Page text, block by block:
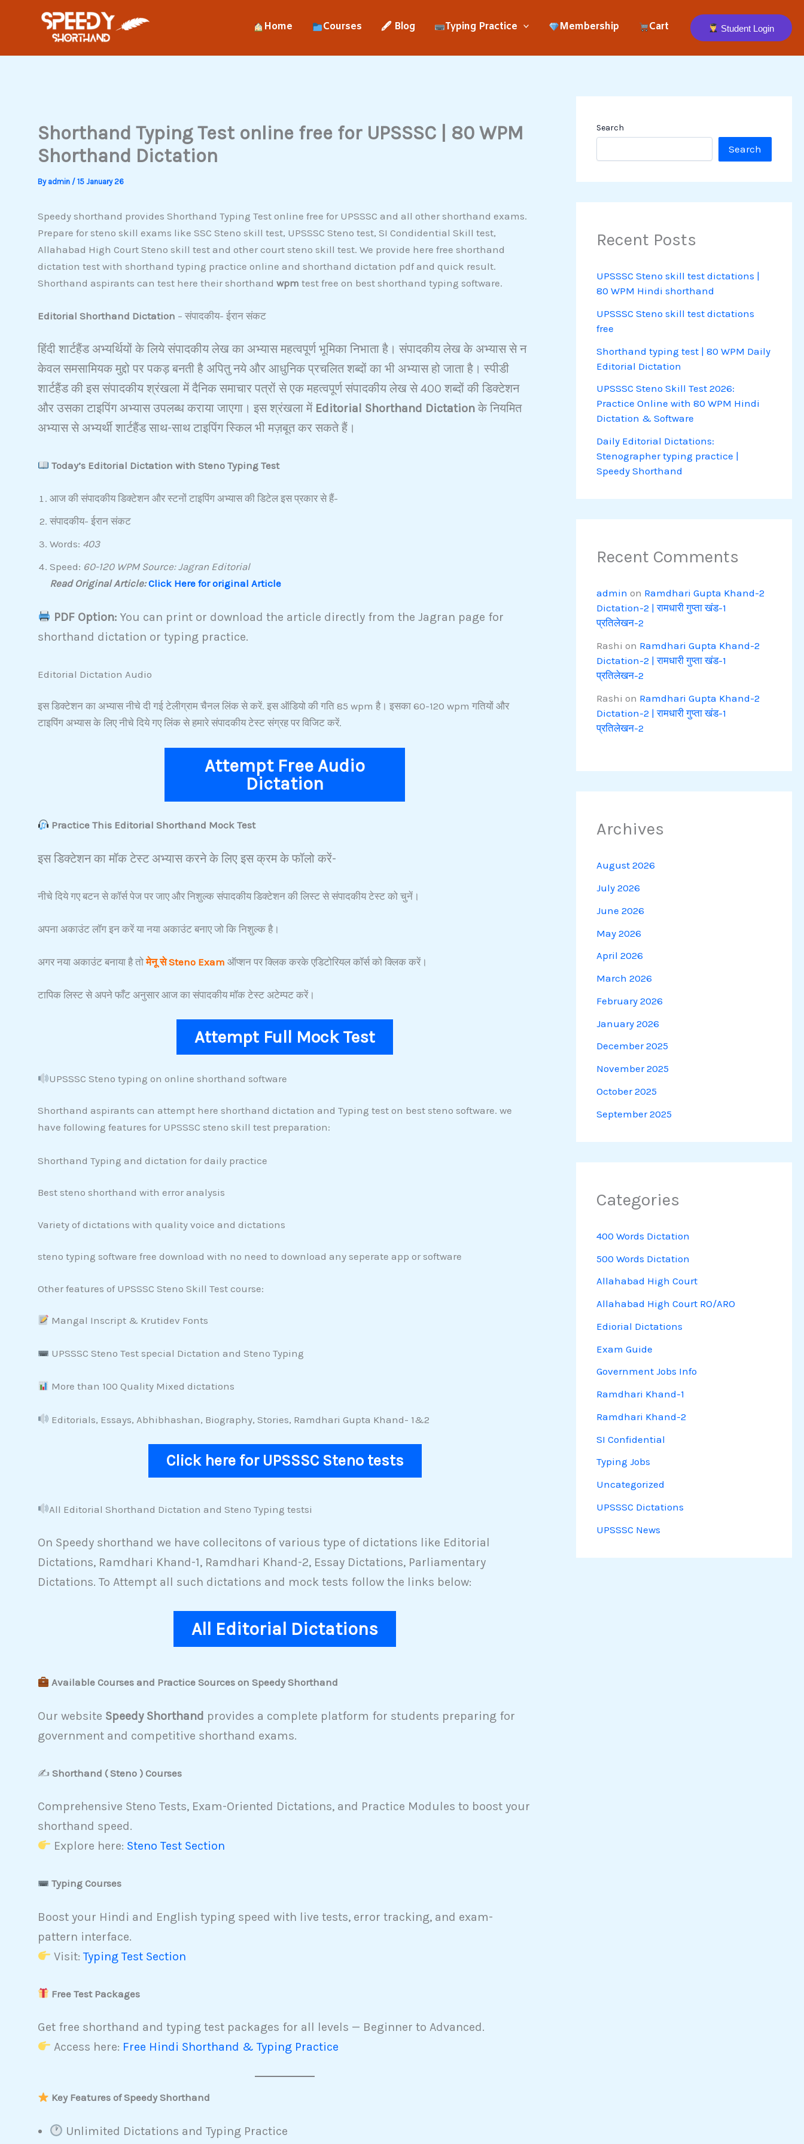
Home Courses 🖋 Blog Typing Practice Membership Cart Student Login
Shorthand Typing Test online free for UPSSSC | 80 WPM
Shorthand Dictation
By admin / 15 January 26
Speedy shorthand provides Shorthand Typing Test online free for UPSSSC and all other shorthand exams.
Prepare for steno skill exams like SSC Steno skill test, UPSSSC Steno test, SI Condidential Skill test,
Allahabad High Court Steno skill test and other court steno skill test. We provide here free shorthand
dictation test with shorthand typing practice online and shorthand dictation pdf and quick result.
Shorthand aspirants can test here their shorthand wpm test free on best shorthand typing software.
Editorial Shorthand Dictation – संपादकीय- ईरान संकट
हिंदी शार्टहैंड अभ्यर्थियों के लिये संपादकीय लेख का अभ्यास महत्वपूर्ण भूमिका निभाता है। संपादकीय लेख के अभ्यास से न
केवल समसामियक मुद्दो पर पकड़ बनती है अपितु नये और आधुनिक प्रचलित शब्दों का भी अभ्यास हो जाता है। स्पीडी
शार्टहैंड की इस संपादकीय श्रंखला में दैनिक समाचार पत्रों से एक महत्वपूर्ण संपादकीय लेख से 400 शब्दों की डिक्टेशन
और उसका टाइपिंग अभ्यास उपलब्ध कराया जाएगा। इस श्रंखला में Editorial Shorthand Dictationके नियमित
अभ्यास से अभ्यर्थी शार्टहैंड साथ-साथ टाइपिंग स्किल भी मज़बूत कर सकते हैं।
Today’s Editorial Dictation with Steno Typing Test
आज की संपादकीय डिक्टेशन और स्टनों टाइपिंग अभ्यास की डिटेल इस प्रकार से हैं-
संपादकीय- ईरान संकट
Words: 403
Speed: 60-120 WPM Source: Jagran Editorial
Read Original Article:Click Here for original Article
PDF Option: You can print or download the article directly from the Jagran page for
shorthand dictation or typing practice.
Editorial Dictation Audio
इस डिक्टेशन का अभ्यास नीचे दी गई टेलीग्राम चैनल लिंक से करें. इस ऑडियो की गति 85 wpm है। इसका 60-120 wpm गतियों और
टाइपिंग अभ्यास के लिए नीचे दिये गए लिंक से हमारे संपादकीय टेस्ट संग्रह पर विजिट करें.
Attempt Free Audio
Dictation
Practice This Editorial Shorthand Mock Test
इस डिक्टेशन का मॉक टेस्ट अभ्यास करने के लिए इस क्रम के फॉलो करें-
नीचे दिये गए बटन से कॉर्स पेज पर जाए और निशुल्क संपादकीय डिक्टेशन की लिस्ट से संपादकीय टेस्ट को चुनें।
अपना अकाउंट लॉग इन करें या नया अकाउंट बनाए जो कि निशुल्क है।
अगर नया अकाउंट बनाया है तोमेनू से Steno Exam ऑप्शन पर क्लिक करके एडिटोरियल कॉर्स को क्लिक करें।
टापिक लिस्ट से अपने फाँट अनुसार आज का संपादकीय मॉक टेस्ट अटेम्पट करें।
Attempt Full Mock Test
UPSSSC Steno typing on online shorthand software
Shorthand aspirants can attempt here shorthand dictation and Typing test on best steno software. we
have following features for UPSSSC steno skill test preparation:
Shorthand Typing and dictation for daily practice
Best steno shorthand with error analysis
Variety of dictations with quality voice and dictations
steno typing software free download with no need to download any seperate app or software
Other features of UPSSSC Steno Skill Test course:
Mangal Inscript & Krutidev Fonts
UPSSSC Steno Test special Dictation and Steno Typing
More than 100 Quality Mixed dictations
Editorials, Essays, Abhibhashan, Biography, Stories, Ramdhari Gupta Khand- 1&2
Click here for UPSSSC Steno tests
All Editorial Shorthand Dictation and Steno Typing testsi
On Speedy shorthand we have collecitons of various type of dictations like Editorial
Dictations, Ramdhari Khand-1, Ramdhari Khand-2, Essay Dictations, Parliamentary
Dictations. To Attempt all such dictations and mock tests follow the links below:
All Editorial Dictations
Available Courses and Practice Sources on Speedy Shorthand
Our website Speedy Shorthand provides a complete platform for students preparing for
government and competitive shorthand exams.
✍️ Shorthand ( Steno ) Courses
Comprehensive Steno Tests, Exam-Oriented Dictations, and Practice Modules to boost your
shorthand speed.
Explore here: Steno Test Section
Typing Courses
Boost your Hindi and English typing speed with live tests, error tracking, and exam-
pattern interface.
Visit:Typing Test Section
Free Test Packages
Get free shorthand and typing test packages for all levels — Beginner to Advanced.
Access here: Free Hindi Shorthand & Typing Practice
Key Features of Speedy Shorthand
Unlimited Dictations and Typing Practice
Search
Search
Recent Posts
UPSSSC Steno skill test dictations |
80 WPM Hindi shorthand
UPSSSC Steno skill test dictations
free
Shorthand typing test | 80 WPM Daily
Editorial Dictation
UPSSSC Steno Skill Test 2026:
Practice Online with 80 WPM Hindi
Dictation & Software
Daily Editorial Dictations:
Stenographer typing practice |
Speedy Shorthand
Recent Comments
admin on Ramdhari Gupta Khand-2
Dictation-2 | रामधारी गुप्ता खंड-1
प्रतिलेखन-2
Rashi on Ramdhari Gupta Khand-2
Dictation-2 | रामधारी गुप्ता खंड-1
प्रतिलेखन-2
Rashi on Ramdhari Gupta Khand-2
Dictation-2 | रामधारी गुप्ता खंड-1
प्रतिलेखन-2
Archives
August 2026
July 2026
June 2026
May 2026
April 2026
March 2026
February 2026
January 2026
December 2025
November 2025
October 2025
September 2025
Categories
400 Words Dictation
500 Words Dictation
Allahabad High Court
Allahabad High Court RO/ARO
Ediorial Dictations
Exam Guide
Government Jobs Info
Ramdhari Khand-1
Ramdhari Khand-2
SI Confidential
Typing Jobs
Uncategorized
UPSSSC Dictations
UPSSSC News